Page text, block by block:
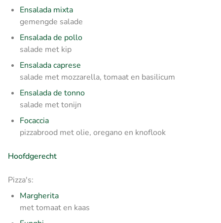
Ensalada mixta
gemengde salade
Ensalada de pollo
salade met kip
Ensalada caprese
salade met mozzarella, tomaat en basilicum
Ensalada de tonno
salade met tonijn
Focaccia
pizzabrood met olie, oregano en knoflook
Hoofdgerecht
Pizza's:
Margherita
met tomaat en kaas